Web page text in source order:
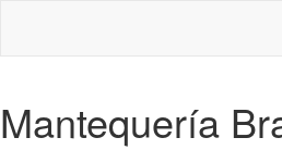
Mantequería